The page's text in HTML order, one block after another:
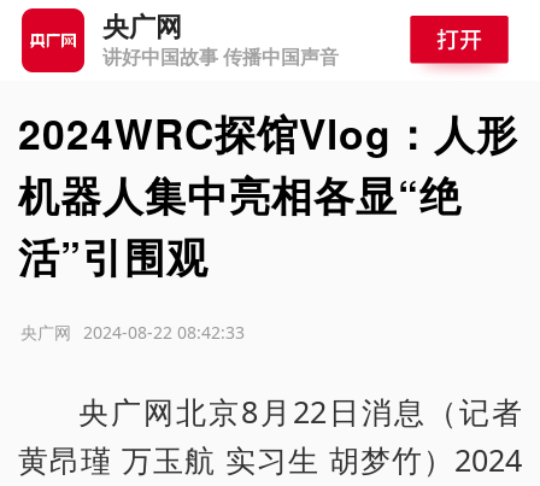
央广网
讲好中国故事 传播中国声音
2024WRC探馆Vlog：人形
机器人集中亮相各显“绝
活”引围观
2024-08-22 08:42:33
央广网
央广网北京8月22日消息（记者
黄昂瑾 万玉航 实习生 胡梦竹）2024